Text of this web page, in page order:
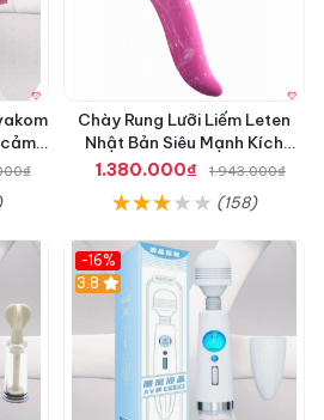
đổi trả . Chị em link web
giá rẻ
để giải tỏa nhu cầu trong
công tác hay du lịch ngắn ngày
Chày Rung Lưỡi Liếm Leten
Nhật Bản Siêu Mạnh Kích
Thích Mua Ngay
1.380.000₫ 1.943.000₫
(158)
-16%
3.8